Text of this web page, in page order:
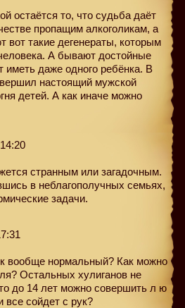
остаётся то, что судьба даёт
пропащим алкоголикам, а
вот такие дегенераты, которым
А бывают достойные
иметь даже одного ребёнка. В
настоящий мужской
детей. А как иначе можно
странным или загадочным.
в неблагополучных семьях,
задачи.
вообще нормальный? Как можно
Остальных хулиганов не
до 14 лет можно совершить л ю
сойдет с рук?